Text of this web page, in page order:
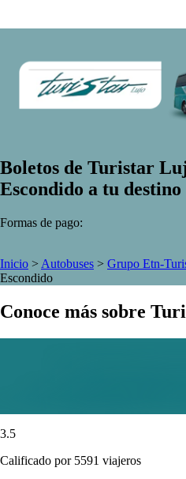
Boletos de Turistar
Escondido a tu destino
Formas de pago:
Inicio > Autobuses > Grupo Etn-
Escondido
Conoce más sobre
3.5
Calificado por 5591 viajeros